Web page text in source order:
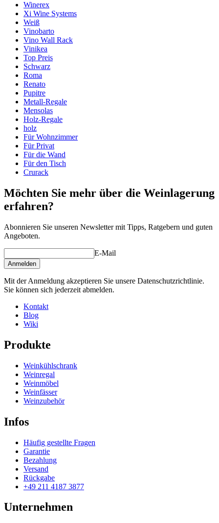
Allgemein
Lieferung
Platzierung
Modulartrue
Oberfläche
Abmessungen (BxHxT cm)
Höhe (cm)
Breite (cm)
Tiefe (cm)31.5
Gewicht (kg)5
Winerex
Xi Wine Systems
Weiß
Vinobarto
Vino Wall Rack
Vinikea
Top Preis
Schwarz
Roma
Renato
Pupitre
Metall-Regale
Mensolas
Holz-Regale
holz
Für Wohnzimmer
Für Privat
Für die Wand
Für den Tisch
Crurack
Möchten Sie mehr über die Weinlagerung
erfahren?
Abonnieren Sie unseren Newsletter mit Tipps, Ratgebern und guten
Angeboten.
E-Mail
Anmelden
Mit der Anmeldung akzeptieren Sie unsere Datenschutzrichtlinie.
Sie können sich jederzeit abmelden.
Kontakt
Blog
Wiki
Produkte
Weinkühlschrank
Weinregal
Weinmöbel
Weinfässer
Weinzubehör
Infos
Häufig gestellte Fragen
Garantie
Bezahlung
Versand
Rückgabe
+49 211 4187 3877
Unternehmen